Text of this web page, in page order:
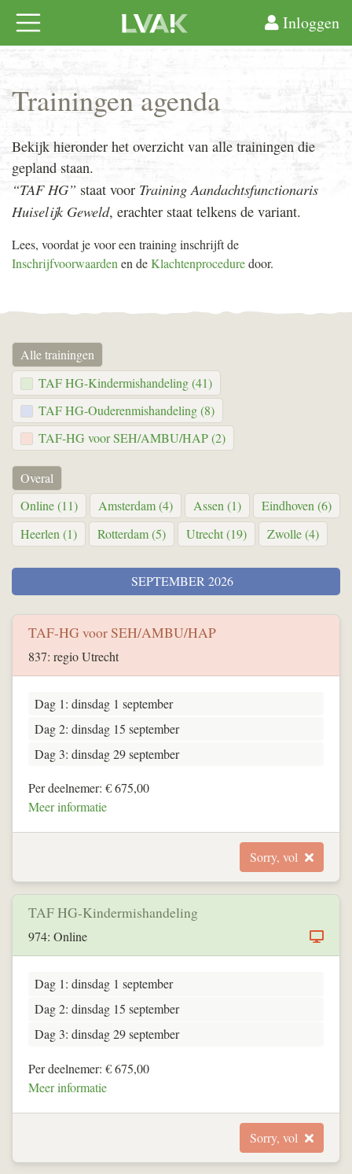
Inloggen
Trainingen agenda
Bekijk hieronder het overzicht van alle trainingen die
gepland staan.
“TAF HG” staat voor Training Aandachtsfunctionaris
Huiselijk Geweld, erachter staat telkens de variant.
Lees, voordat je voor een training inschrijft de
Inschrijfvoorwaardenen deKlachtenproceduredoor.
Alle trainingen
TAF HG-Kindermishandeling (41)
TAF HG-Ouderenmishandeling (8)
TAF-HG voor SEH/AMBU/HAP (2)
Overal
Online (11)
Amsterdam (4) Assen (1)
Eindhoven (6)
Heerlen (1)
Rotterdam (5) Utrecht (19) Zwolle (4)
SEPTEMBER 2026
TAF-HG voor SEH/AMBU/HAP
837: regio Utrecht
Dag 1: dinsdag 1 september
Dag 2: dinsdag 15 september
Dag 3: dinsdag 29 september
Per deelnemer: € 675,00
Meer informatie
Sorry, vol
TAF HG-Kindermishandeling
974: Online
Dag 1: dinsdag 1 september
Dag 2: dinsdag 15 september
Dag 3: dinsdag 29 september
Per deelnemer: € 675,00
Meer informatie
Sorry, vol